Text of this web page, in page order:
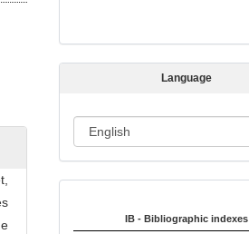
s
i
Language
a
u
IB - Bibliographic indexes